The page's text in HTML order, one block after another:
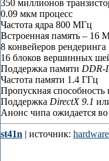
350 миллионов
0.09 мкм процесс
Частота ядра 800 МГц
Встроенная память – 16
8 конвейеров рендеринга
16 блоков вершинных
Поддержка памяти DDR-
Частота памяти 1.4 ГГц
Пропускная способность
Поддержка DirectX 9.1
Анонс чипа ожидается
st41n | источник: